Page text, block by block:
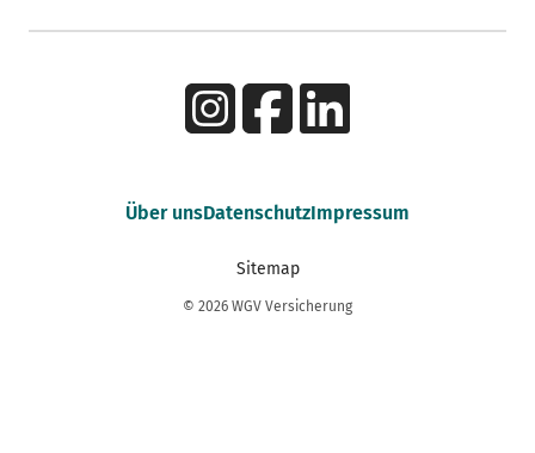
Über unsDatenschutzImpressum
Sitemap
© 2026 WGV Versicherung